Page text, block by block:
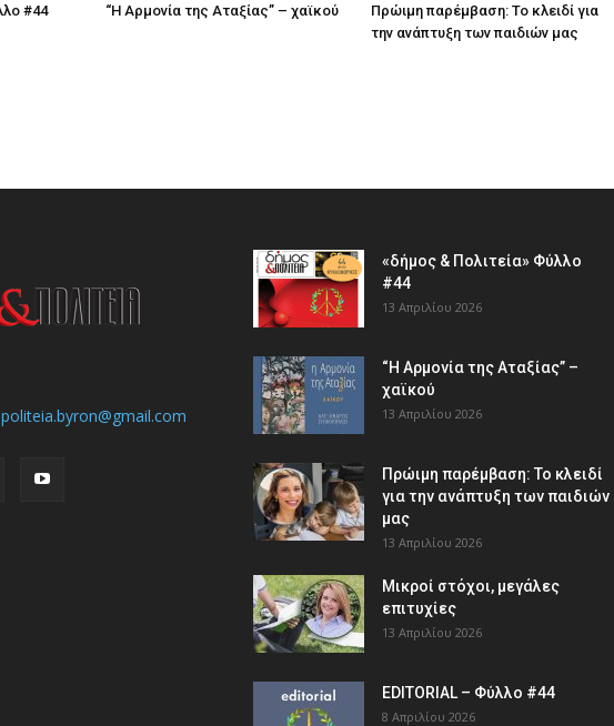
#44 “Η Αρμονία της Αταξίας” – χαϊκού
Πρώιμη παρέμβαση: Το κλειδί για
την ανάπτυξη των παιδιών µας
«δήμος & Πολιτεία» Φύλλο
#44
13 Απριλίου 2026
“Η Αρμονία της Αταξίας” –
χαϊκού
13 Απριλίου 2026
Πρώιμη παρέμβαση: Το κλειδί
για την ανάπτυξη των παιδιών
µας
13 Απριλίου 2026
Μικροί στόχοι, μεγάλες
επιτυχίες
13 Απριλίου 2026
EDITORIAL – Φύλλο #44
8 Απριλίου 2026